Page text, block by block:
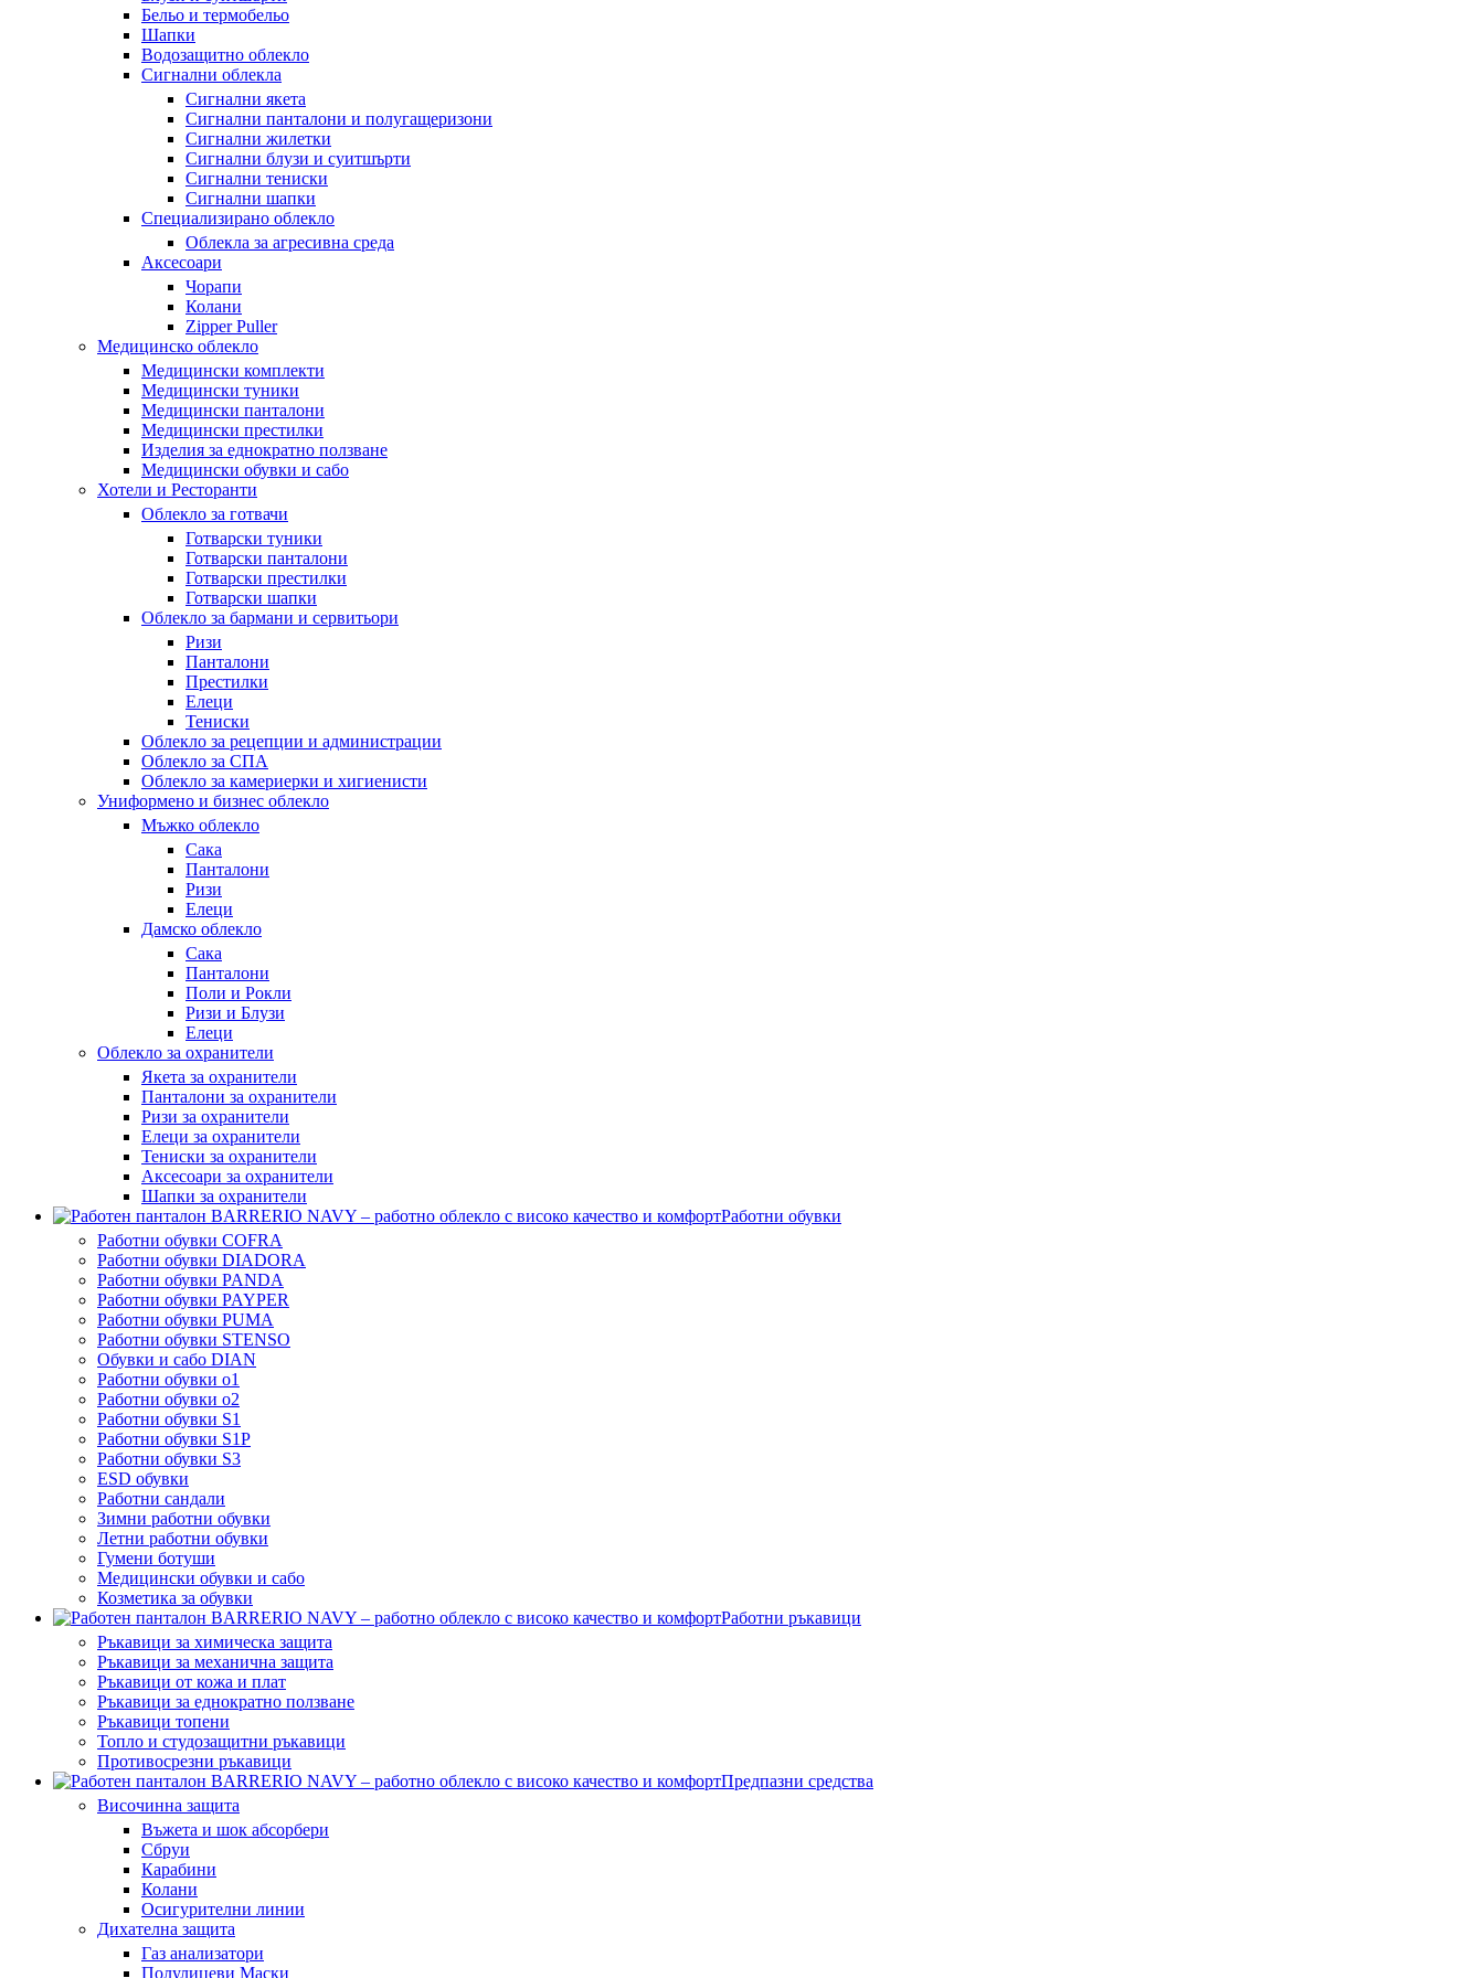
Бельо и термобельо
Шапки
Водозащитно облекло
Сигнални облекла
Сигнални якета
Сигнални панталони и полугащеризони
Сигнални жилетки
Сигнални блузи и суитшърти
Сигнални тениски
Сигнални шапки
Специализирано облекло
Облекла за агресивна среда
Аксесоари
Чорапи
Колани
Zipper Puller
Медицинско облекло
Медицински комплекти
Медицински туники
Медицински панталони
Медицински престилки
Изделия за еднократно ползване
Медицински обувки и сабо
Хотели и Ресторанти
Облекло за готвачи
Готварски туники
Готварски панталони
Готварски престилки
Готварски шапки
Облекло за бармани и сервитьори
Ризи
Панталони
Престилки
Елеци
Тениски
Облекло за рецепции и администрации
Облекло за СПА
Облекло за камериерки и хигиенисти
Униформено и бизнес облекло
Мъжко облекло
Сака
Панталони
Ризи
Елеци
Дамско облекло
Сака
Панталони
Поли и Рокли
Ризи и Блузи
Елеци
Облекло за охранители
Якета за охранители
Панталони за охранители
Ризи за охранители
Елеци за охранители
Тениски за охранители
Аксесоари за охранители
Шапки за охранители
Работни обувки
Работни обувки COFRA
Работни обувки DIADORA
Работни обувки PANDA
Работни обувки PAYPER
Работни обувки PUMA
Работни обувки STENSO
Обувки и сабо DIAN
Работни обувки o1
Работни обувки o2
Работни обувки S1
Работни обувки S1P
Работни обувки S3
ESD обувки
Работни сандали
Зимни работни обувки
Летни работни обувки
Гумени ботуши
Медицински обувки и сабо
Козметика за обувки
Работни ръкавици
Ръкавици за химическа защита
Ръкавици за механична защита
Ръкавици от кожа и плат
Ръкавици за еднократно ползване
Ръкавици топени
Топло и студозащитни ръкавици
Противосрезни ръкавици
Предпазни средства
Височинна защита
Въжета и шок абсорбери
Сбруи
Карабини
Колани
Осигурителни линии
Дихателна защита
Газ анализатори
Полулицеви Маски